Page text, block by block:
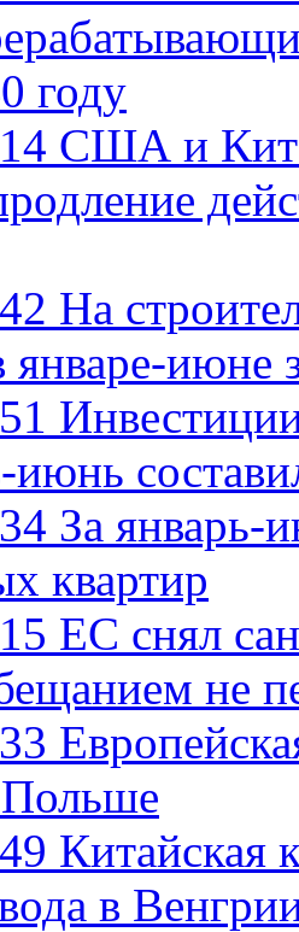
году
США и
На
июне
июнь
За январь-
квартир
ЕС снял
не
Китайская
в